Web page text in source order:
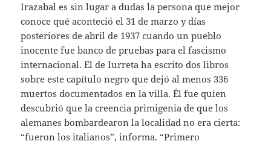
Irazabal es sin lugar a dudas la persona que mejor
conoce qué aconteció el 31 de marzo y días
posteriores de abril de 1937 cuando un pueblo
inocente fue banco de pruebas para el fascismo
internacional. El de Iurreta ha escrito dos libros
sobre este capítulo negro que dejó al menos 336
muertos documentados en la villa. Él fue quien
descubrió que la creencia primigenia de que los
alemanes bombardearon la localidad no era cierta:
“fueron los italianos”, informa. “Primero